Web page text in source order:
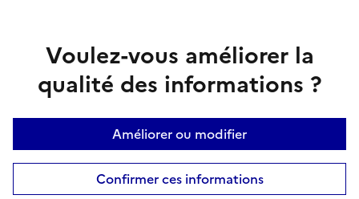
Voulez-vous améliorer la
qualité des informations ?
Améliorer ou modifier
Confirmer ces informations